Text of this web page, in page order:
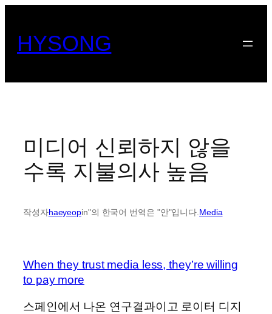
HYSONG
미디어 신뢰하지 않을
수록 지불의사 높음
작성자haeyeopin"의 한국어 번역은 "안"입니다.Media
When they trust media less, they’re willing
to pay more
스페인에서 나온 연구결과이고 로이터 디지